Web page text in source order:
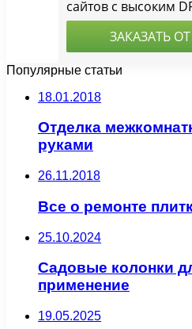
Популярные статьи
18.01.2018
Отделка
руками
26.11.2018
Все о ремонте
25.10.2024
Садовые колонки
применение
19.05.2025